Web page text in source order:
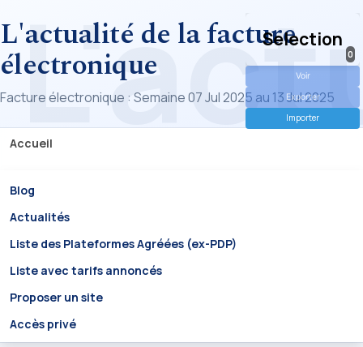
L'actualité de la facture
électronique
Facture électronique : Semaine 07 Jul 2025 au 13 Jul 2025
Accueil
Blog
Actualités
Liste des Plateformes Agréées (ex-PDP)
Liste avec tarifs annoncés
Proposer un site
Accès privé
Selection
0
Voir
Exporter
Importer